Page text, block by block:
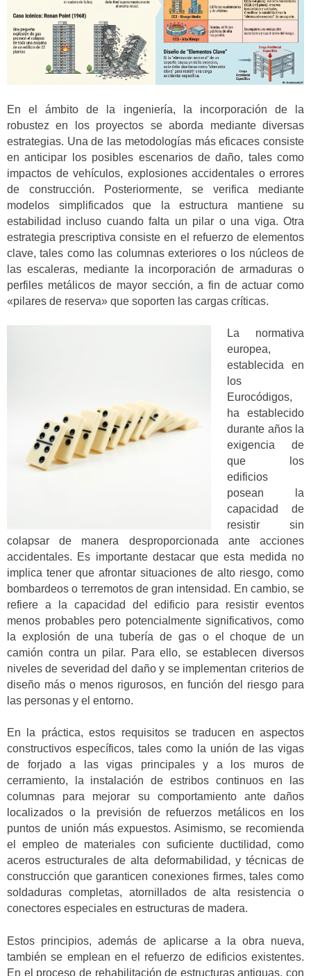
En el ámbito de la ingeniería, la incorporación de la
robustez en los proyectos se aborda mediante diversas
estrategias. Una de las metodologías más eficaces consiste
en anticipar los posibles escenarios de daño, tales como
impactos de vehículos, explosiones accidentales o errores
de construcción. Posteriormente, se verifica mediante
modelos simplificados que la estructura mantiene su
estabilidad incluso cuando falta un pilar o una viga. Otra
estrategia prescriptiva consiste en el refuerzo de elementos
clave, tales como las columnas exteriores o los núcleos de
las escaleras, mediante la incorporación de armaduras o
perfiles metálicos de mayor sección, a fin de actuar como
«pilares de reserva» que soporten las cargas críticas.
La normativa
europea,
establecida en
los
Eurocódigos,
ha establecido
durante años la
exigencia de
que los
edificios
posean la
capacidad de
resistir sin
colapsar de manera desproporcionada ante acciones
accidentales. Es importante destacar que esta medida no
implica tener que afrontar situaciones de alto riesgo, como
bombardeos o terremotos de gran intensidad. En cambio, se
refiere a la capacidad del edificio para resistir eventos
menos probables pero potencialmente significativos, como
la explosión de una tubería de gas o el choque de un
camión contra un pilar. Para ello, se establecen diversos
niveles de severidad del daño y se implementan criterios de
diseño más o menos rigurosos, en función del riesgo para
las personas y el entorno.
En la práctica, estos requisitos se traducen en aspectos
constructivos específicos, tales como la unión de las vigas
de forjado a las vigas principales y a los muros de
cerramiento, la instalación de estribos continuos en las
columnas para mejorar su comportamiento ante daños
localizados o la previsión de refuerzos metálicos en los
puntos de unión más expuestos. Asimismo, se recomienda
el empleo de materiales con suficiente ductilidad, como
aceros estructurales de alta deformabilidad, y técnicas de
construcción que garanticen conexiones firmes, tales como
soldaduras completas, atornillados de alta resistencia o
conectores especiales en estructuras de madera.
Estos principios, además de aplicarse a la obra nueva,
también se emplean en el refuerzo de edificios existentes.
En el proceso de rehabilitación de estructuras antiguas, con